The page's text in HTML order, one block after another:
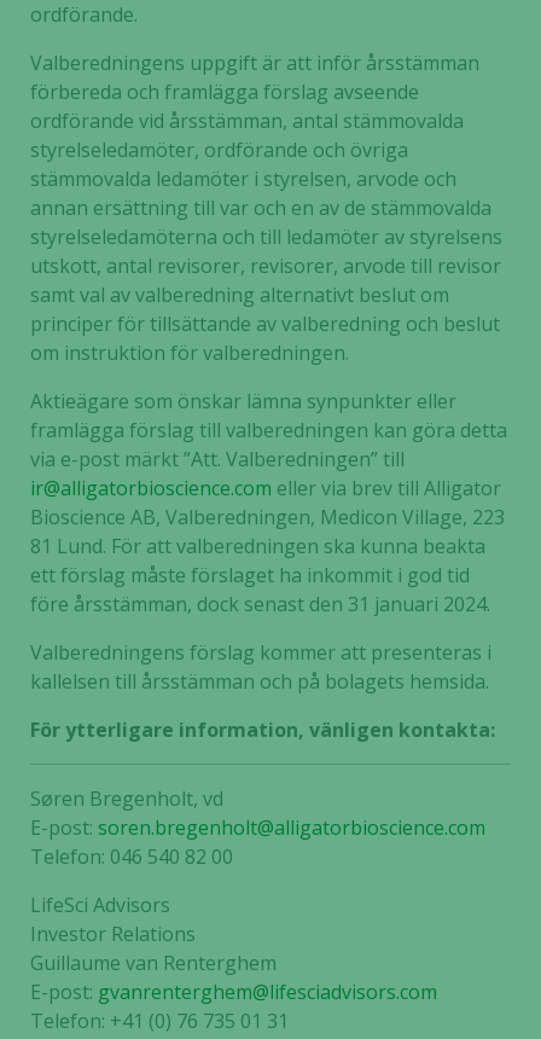
ordförande.
Valberedningens uppgift är att inför årsstämman
förbereda och framlägga förslag avseende
ordförande vid årsstämman, antal stämmovalda
styrelseledamöter, ordförande och övriga
stämmovalda ledamöter i styrelsen, arvode och
annan ersättning till var och en av de stämmovalda
styrelseledamöterna och till ledamöter av styrelsens
utskott, antal revisorer, revisorer, arvode till revisor
samt val av valberedning alternativt beslut om
principer för tillsättande av valberedning och beslut
om instruktion för valberedningen.
Aktieägare som önskar lämna synpunkter eller
framlägga förslag till valberedningen kan göra detta
via e-post märkt ”Att. Valberedningen” till
ir@alligatorbioscience.com eller via brev till Alligator
Bioscience AB, Valberedningen, Medicon Village, 223
81 Lund. För att valberedningen ska kunna beakta
ett förslag måste förslaget ha inkommit i god tid
före årsstämman, dock senast den 31 januari 2024.
Valberedningens förslag kommer att presenteras i
kallelsen till årsstämman och på bolagets hemsida.
För ytterligare information, vänligen kontakta:
Søren Bregenholt, vd
E-post: soren.bregenholt@alligatorbioscience.com
Telefon: 046 540 82 00
LifeSci Advisors
Investor Relations
Guillaume van Renterghem
E-post: gvanrenterghem@lifesciadvisors.com
Telefon: +41 (0) 76 735 01 31